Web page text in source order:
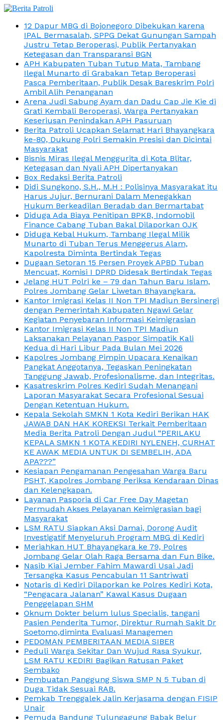
12 Dapur MBG di Bojonegoro Dibekukan karena
IPAL Bermasalah, SPPG Dekat Gunungan Sampah
Justru Tetap Beroperasi, Publik Pertanyakan
Ketegasan dan Transparansi BGN
APH Kabupaten Tuban Tutup Mata, Tambang
Ilegal Munarto di Grabakan Tetap Beroperasi
Pasca Pemberitaan, Publik Desak Bareskrim Polri
Ambil Alih Penanganan
Arena Judi Sabung Ayam dan Dadu Cap Jie Kie di
Grati Kembali Beroperasi, Warga Pertanyakan
Keseriusan Penindakan APH Pasuruan
Berita Patroli Ucapkan Selamat Hari Bhayangkara
ke-80, Dukung Polri Semakin Presisi dan Dicintai
Masyarakat
Bisnis Miras Ilegal Menggurita di Kota Blitar,
Ketegasan dan Nyali APH Dipertanyakan
Box Redaksi Berita Patroli
Didi Sungkono, S.H., M.H : Polisinya Masyarakat itu
Harus Jujur, Bernurani Dalam Menegakkan
Hukum Berkeadilan Beradab dan Bermartabat
Diduga Ada Biaya Penitipan BPKB, Indomobil
Finance Cabang Tuban Bakal Dilaporkan OJK
Diduga Kebal Hukum, Tambang Ilegal Milik
Munarto di Tuban Terus Menggerus Alam,
Kapolresta Diminta Bertindak Tegas
Dugaan Setoran 15 Persen Proyek APBD Tuban
Mencuat, Komisi I DPRD Didesak Bertindak Tegas
Jelang HUT Polri ke – 79 dan Tahun Baru Islam,
Polres Jombang Gelar Liwetan Bhayangkara.
Kantor Imigrasi Kelas II Non TPI Madiun Bersinergi
dengan Pemerintah Kabupaten Ngawi Gelar
Kegiatan Penyebaran Informasi Keimigrasian
Kantor Imigrasi Kelas II Non TPI Madiun
Laksanakan Pelayanan Paspor Simpatik Kali
Kedua di Hari Libur Pada Bulan Mei 2026
Kapolres Jombang Pimpin Upacara Kenaikan
Pangkat Anggotanya, Tegaskan Peningkatan
Tanggung Jawab, Profesionalisme, dan Integritas.
Kasatreskrim Polres Kediri Sudah Menangani
Laporan Masyarakat Secara Profesional Sesuai
Dengan Ketentuan Hukum.
Kepala Sekolah SMKN 1 Kota Kediri Berikan HAK
JAWAB DAN HAK KOREKSI Terkait Pemberitaan
Media Berita Patroli Dengan Judul “PERILAKU
KEPALA SMKN 1 KOTA KEDIRI NYLENEH, CURHAT
KE AWAK MEDIA UNTUK DI SEMBELIH, ADA
APA???”
Kesiapan Pengamanan Pengesahan Warga Baru
PSHT, Kapolres Jombang Periksa Kendaraan Dinas
dan Kelengkapan.
Layanan Pasporia di Car Free Day Magetan
Permudah Akses Pelayanan Keimigrasian bagi
Masyarakat
LSM RATU Siapkan Aksi Damai, Dorong Audit
Investigatif Menyeluruh Program MBG di Kediri
Meriahkan HUT Bhayangkara ke 79, Polres
Jombang Gelar Olah Raga Bersama dan Fun Bike.
Nasib Kiai Jember Fahim Mawardi Usai Jadi
Tersangka Kasus Pencabulan 11 Santriwati
Notaris di Kediri Dilaporkan ke Polres Kediri Kota,
“Pengacara Jalanan” Kawal Kasus Dugaan
Penggelapan SHM
Oknum Dokter belum lulus Specialis, tangani
Pasien Penderita Tumor, Direktur Rumah Sakit Dr
Soetomo,diminta Evaluasi Managemen
PEDOMAN PEMBERITAAN MEDIA SIBER
Peduli Warga Sekitar Dan Wujud Rasa Syukur,
LSM RATU KEDIRI Bagikan Ratusan Paket
Sembako
Pembuatan Panggung Siswa SMP N 5 Tuban di
Duga Tidak Sesuai RAB.
Pemkab Trenggalek Jalin Kerjasama dengan FISIP
Unair
Pemuda Bandung Tulungagung Babak Belur